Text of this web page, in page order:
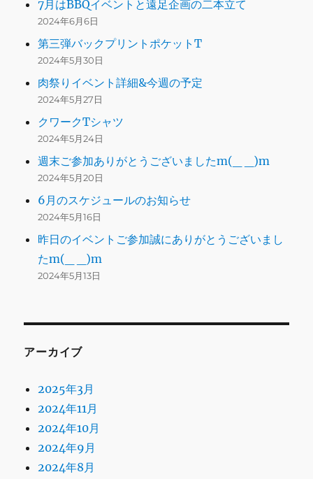
7月はBBQイベントと遠足企画の二本立て
2024年6月6日
第三弾バックプリントポケットT
2024年5月30日
肉祭りイベント詳細&今週の予定
2024年5月27日
クワークTシャツ
2024年5月24日
週末ご参加ありがとうございましたm(_ _)m
2024年5月20日
6月のスケジュールのお知らせ
2024年5月16日
昨日のイベントご参加誠にありがとうございまし
たm(_ _)m
2024年5月13日
アーカイブ
2025年3月
2024年11月
2024年10月
2024年9月
2024年8月